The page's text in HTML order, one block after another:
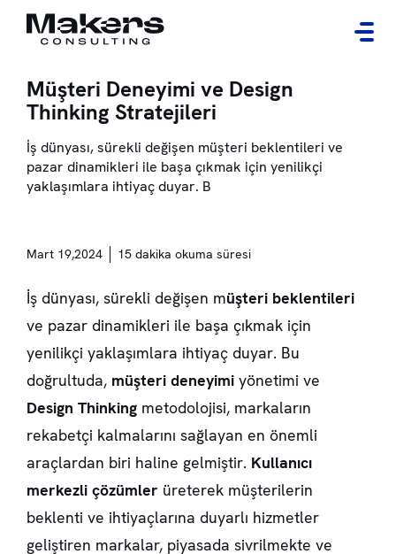
Müşteri Deneyimi ve Design
Thinking Stratejileri
İş dünyası, sürekli değişen müşteri beklentileri ve
pazar dinamikleri ile başa çıkmak için yenilikçi
yaklaşımlara ihtiyaç duyar. B
Mart 19,2024 15 dakika okuma süresi
İş dünyası, sürekli değişen müşteri beklentileri
ve pazar dinamikleri ile başa çıkmak için
yenilikçi yaklaşımlara ihtiyaç duyar. Bu
doğrultuda, müşteri deneyimi yönetimi ve
Design Thinking metodolojisi, markaların
rekabetçi kalmalarını sağlayan en önemli
araçlardan biri haline gelmiştir. Kullanıcı
merkezli çözümler üreterek müşterilerin
beklenti ve ihtiyaçlarına duyarlı hizmetler
geliştiren markalar, piyasada sivrilmekte ve